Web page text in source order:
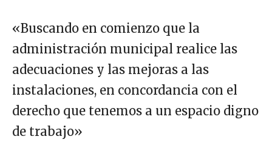
«Buscando en comienzo que la
administración municipal realice las
adecuaciones y las mejoras a las
instalaciones, en concordancia con el
derecho que tenemos a un espacio digno
de trabajo»